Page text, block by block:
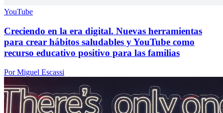
YouTube
Creciendo en la era digital. Nuevas herramientas
para crear hábitos saludables y YouTube como
recurso educativo positivo para las familias
Por Miguel Escassi